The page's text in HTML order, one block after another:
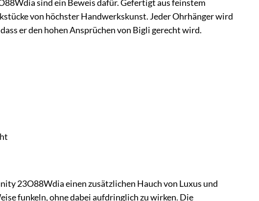
sind ein Beweis dafür. Gefertigt aus feinstem
von höchster Handwerkskunst. Jeder Ohrhänger wird
er den hohen Ansprüchen von Bigli gerecht wird.
23O88Wdia einen zusätzlichen Hauch von Luxus und
funkeln, ohne dabei aufdringlich zu wirken. Die